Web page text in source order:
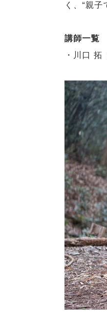
く、“親子
講師一覧
・川口 拓